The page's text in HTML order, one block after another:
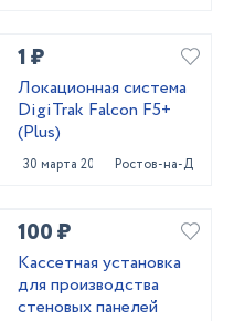
1 ₽
Локационная система
DigiTrak Falcon F5+
(Plus)
30 марта 2023 Ростов-на-Дону
100 ₽
Кассетная установка
для производства
стеновых панелей